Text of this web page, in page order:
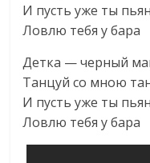
И пусть уже ты
Ловлю тебя у бара
Детка — черный
Танцуй со мною
И пусть уже ты
Ловлю тебя у бара